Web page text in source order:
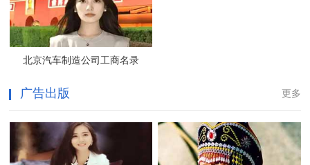
北京汽车制造公司工商名录
更多
广告出版